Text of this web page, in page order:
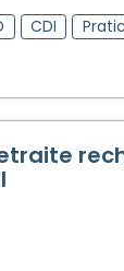
CDI